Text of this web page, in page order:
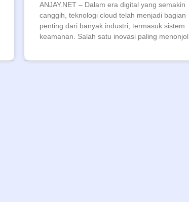
ANJAY.NET – Dalam era digital yang semakin
canggih, teknologi cloud telah menjadi bagian
penting dari banyak industri, termasuk sistem
keamanan. Salah satu inovasi paling menonjol